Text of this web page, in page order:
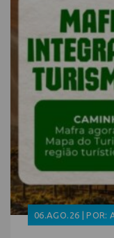
06.AGO.26 | POR: